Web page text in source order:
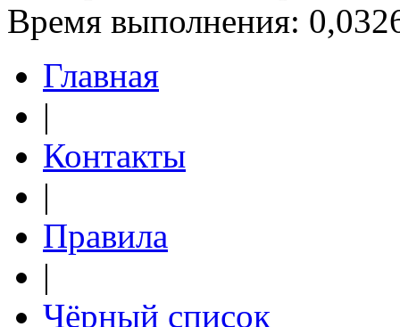
Время выполнения:
Главная
|
Контакты
|
Правила
|
Чёрный список